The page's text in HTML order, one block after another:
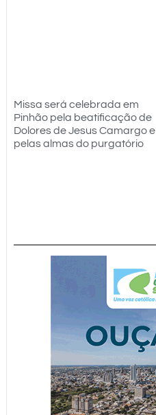
Missa será celebrada em
Pinhão pela beatificação de
Dolores de Jesus Camargo e
pelas almas do purgatório